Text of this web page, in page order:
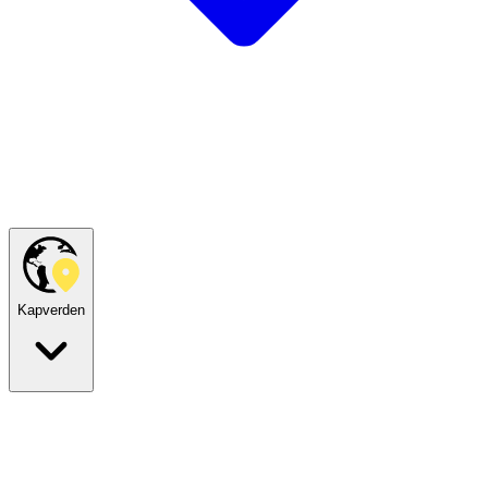
Kapverden